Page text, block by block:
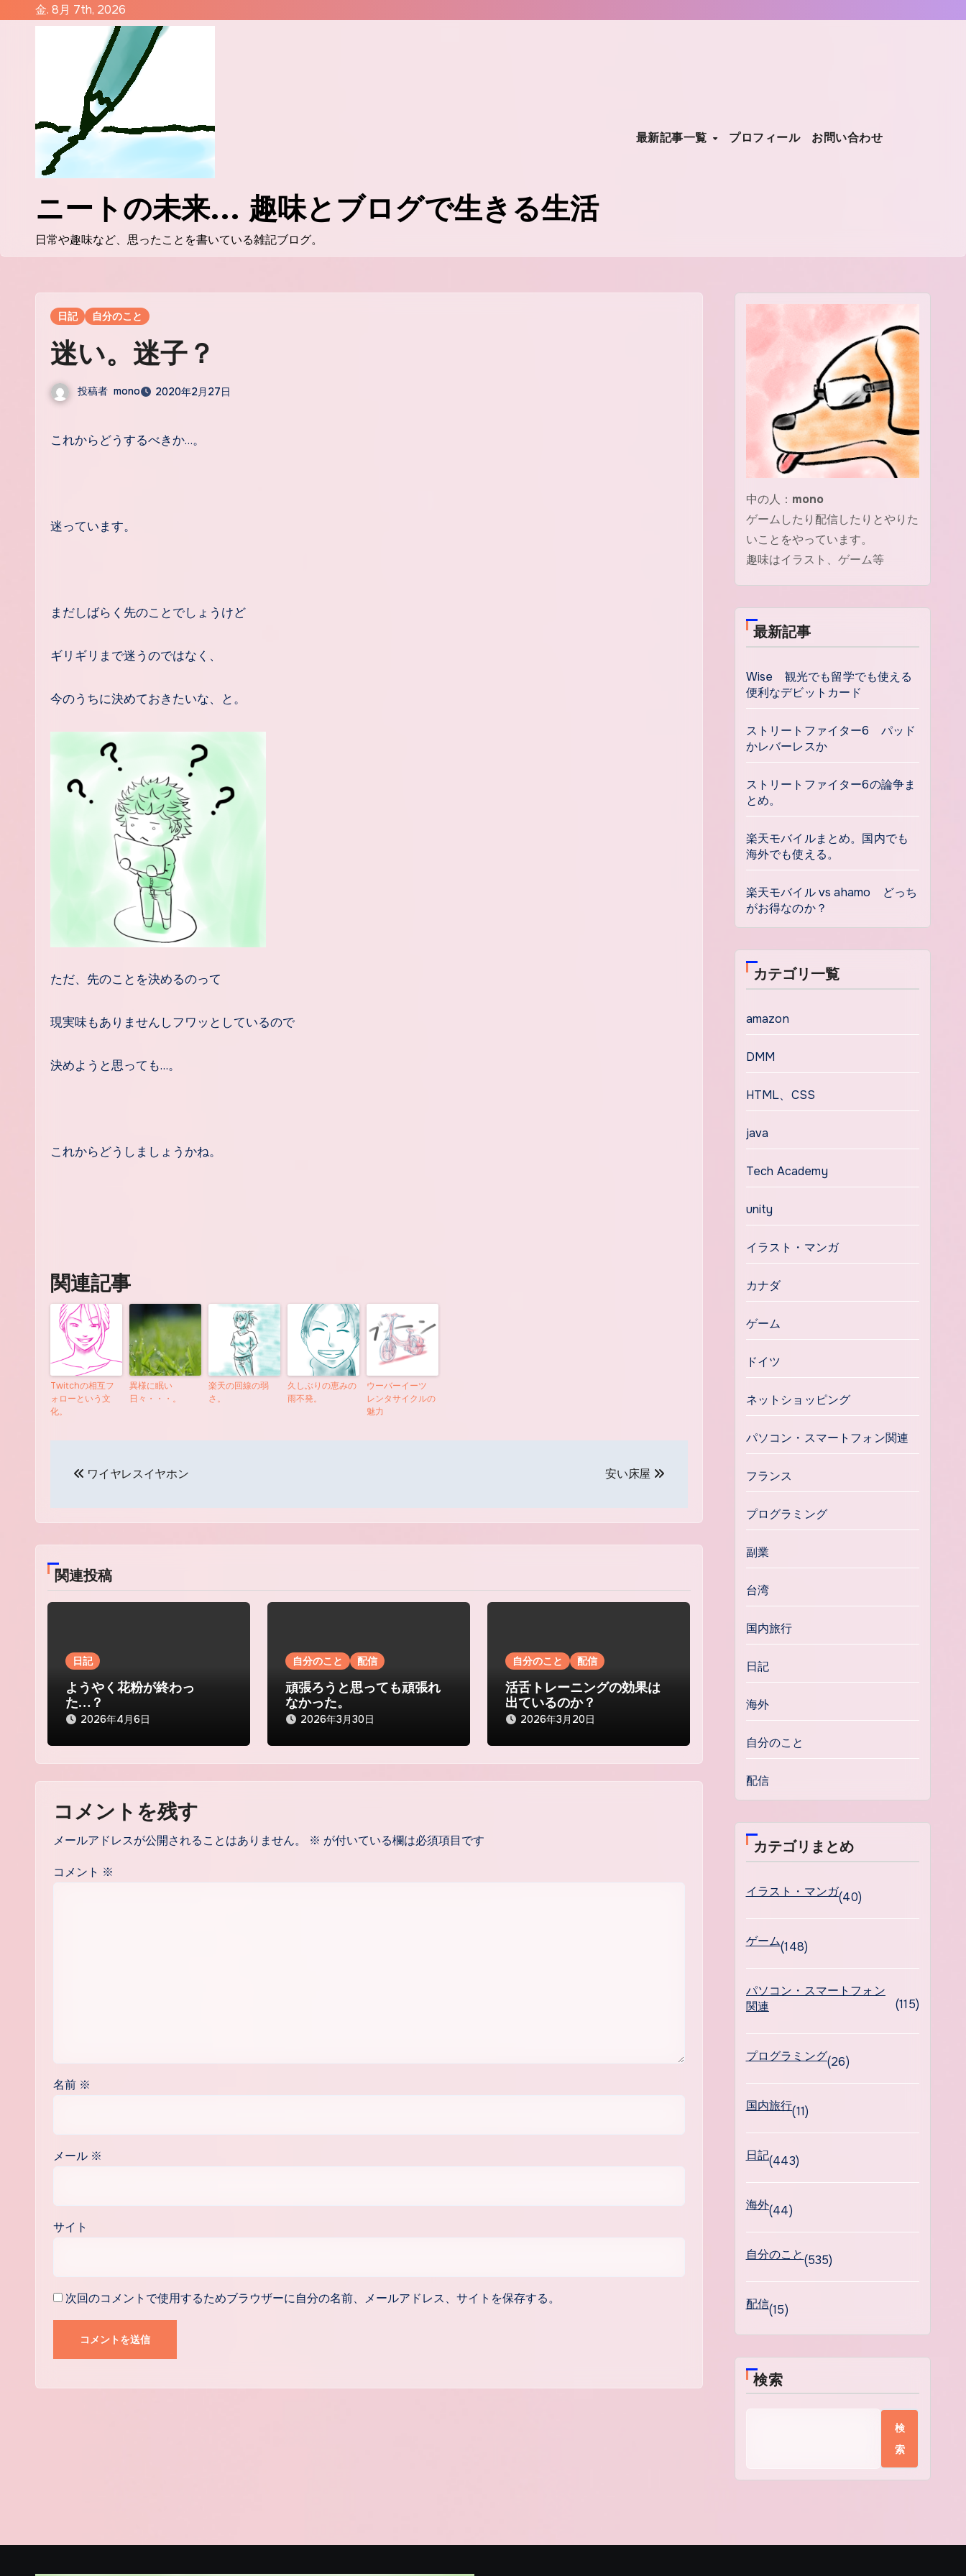
金. 8月 7th, 2026
ニートの未来... 趣味とブログで生きる生活
日常や趣味など、思ったことを書いている雑記ブログ。
最新記事一覧 プロフィール お問い合わせ
日記 自分のこと
迷い。迷子？
投稿者 mono 2020年2月27日
これからどうするべきか…。
迷っています。
まだしばらく先のことでしょうけど
ギリギリまで迷うのではなく、
今のうちに決めておきたいな、と。
ただ、先のことを決めるのって
現実味もありませんしフワッとしているので
決めようと思っても…。
これからどうしましょうかね。
関連記事
Twitchの相互フ
ォローという文
化。
異様に眠い
日々・・・。
楽天の回線の弱
さ。
久しぶりの恵みの
雨不発。
ウーバーイーツ
レンタサイクルの
魅力
ビ
ゲ
ー
ョ
ン
ワイヤレスイヤホン 安い床屋
関連投稿
日記
ようやく花粉が終わっ
た…？
2026年4月6日
自分のこと 配信
頑張ろうと思っても頑張れ
なかった。
2026年3月30日
自分のこと 配信
活舌トレーニングの効果は
出ているのか？
2026年3月20日
コメントを残す
メールアドレスが公開されることはありません。 ※ が付いている欄は必須項目です
コメント ※
名前 ※
メール ※
サイト
次回のコメントで使用するためブラウザーに自分の名前、メールアドレス、サイトを保存する。
中の人： mono
ゲームしたり配信したりとやりた
いことをやっています。
趣味はイラスト、ゲーム等
最新記事
Wise 観光でも留学でも使える
便利なデビットカード
ストリートファイター6 パッド
かレバーレスか
ストリートファイター6の論争ま
とめ。
楽天モバイルまとめ。国内でも
海外でも使える。
楽天モバイル vs ahamo どっち
がお得なのか？
カテゴリ一覧
amazon
DMM
HTML、CSS
java
Tech Academy
unity
イラスト・マンガ
カナダ
ゲーム
ドイツ
ネットショッピング
パソコン・スマートフォン関連
フランス
プログラミング
副業
台湾
国内旅行
日記
海外
自分のこと
配信
カテゴリまとめ
イラスト・マンガ(40)
ゲーム(148)
パソコン・スマートフォン
関連
(115)
プログラミング(26)
国内旅行(11)
日記(443)
海外(44)
自分のこと(535)
配信(15)
検索
検
索